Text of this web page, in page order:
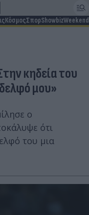
ΚόσμοςΣπορShowbizWeekend
κηδεία του
μου»
ο
ότι
του μια